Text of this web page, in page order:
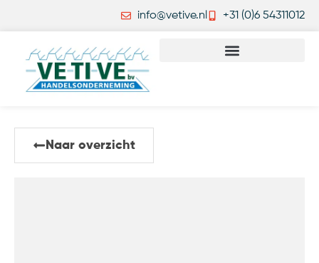
info@vetive.nl +31 (0)6 54311012
Naar overzicht